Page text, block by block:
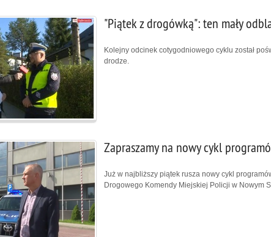
"Piątek z drogówką": ten mały
Kolejny odcinek cotygodniowego cyklu został
drodze.
Zapraszamy na nowy cykl
Już w najbliższy piątek rusza nowy cykl
Drogowego Komendy Miejskiej Policji w Nowym